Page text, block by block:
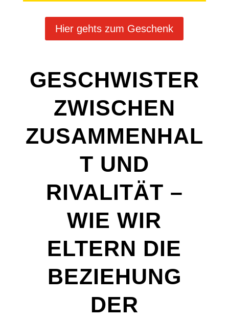
Hier gehts zum Geschenk
GESCHWISTER
ZWISCHEN
ZUSAMMENHAL
T UND
RIVALITÄT –
WIE WIR
ELTERN DIE
BEZIEHUNG
DER